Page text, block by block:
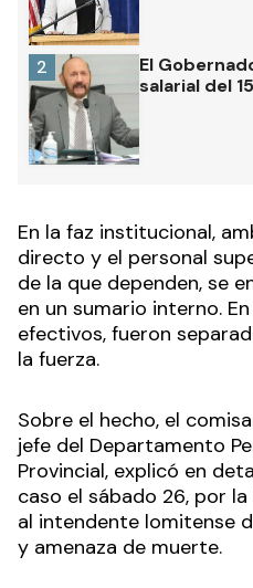
El
salarial del
2
En la faz institucional,
directo y el personal
de la que dependen, se
en un sumario interno.
efectivos, fueron
la fuerza.
Sobre el hecho, el
jefe del Departamento
Provincial, explicó en
caso el sábado 26, por
al intendente lomitense
y amenaza de muerte.